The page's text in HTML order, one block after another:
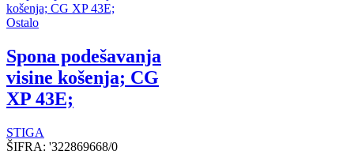
Ostalo
Spona podešavanja
visine košenja; CG
XP 43E;
STIGA
ŠIFRA: '322869668/0